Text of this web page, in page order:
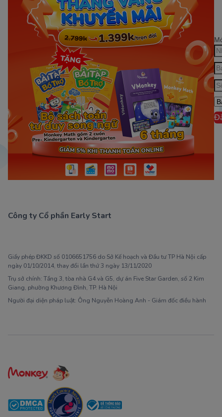
Công ty Cổ phần Early Start
Giấy phép ĐKKD số 0106651756 do Sở Kế hoạch và Đầu tư TP Hà Nội cấp
ngày 01/10/2014, thay đổi lần thứ 3 ngày 13/11/2020
Trụ sở chính: Tầng 3, tòa nhà G4 và G5, dự án Five Star Garden, số 2 Kim
Giang, phường Khương Đình, TP. Hà Nội
Người đại diện pháp luật: Ông Nguyễn Hoàng Anh - Giám đốc điều hành